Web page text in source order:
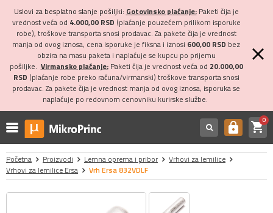
Uslovi za besplatno slanje pošiljki: Gotovinsko plaćanje:Paketi čija je
vrednost veća od 4.000,00 RSD (plaćanje pouzećem prilikom isporuke
robe), troškove transporta snosi prodavac. Za pakete čija je vrednost
manja od ovog iznosa, cena isporuke je fiksna i iznosi 600,00 RSD bez
obzira na masu paketa i naplaćuje se kupcu po prijemu
pošiljke. Virmansko plaćanje:Paketi čija je vrednost veća od 20.000,00
RSD (plaćanje robe preko računa/virmanski) troškove transporta snosi
prodavac. Za pakete čija je vrednost manja od ovog iznosa, isporuka se
naplaćuje po redovnom cenovniku kurirske službe.
https shopping_cart0
Početna Proizvodi Lemna oprema i pribor
Vrhovi za lemilice
Vrhovi za lemilice Ersa
Vrh Ersa 832VDLF